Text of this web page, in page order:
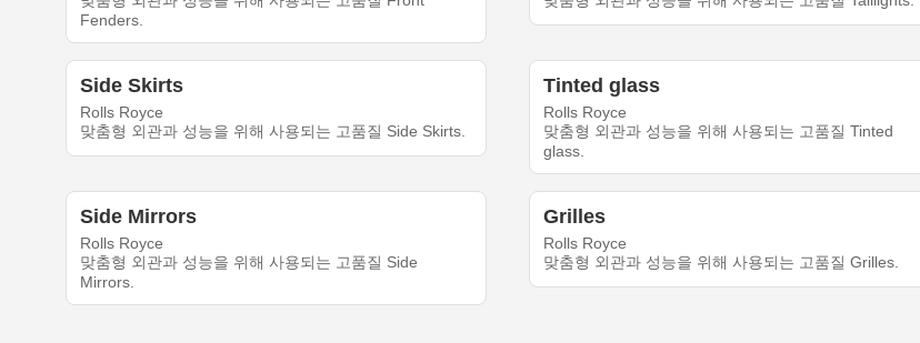
Fenders.
Side Skirts
Rolls Royce
맞춤형 외관과 성능을 위해 사용되는 고품질 Side Skirts.
Tinted glass
Rolls Royce
맞춤형 외관과 성능을 위해 사용되는 고품질 Tinted
glass.
Side Mirrors
Rolls Royce
맞춤형 외관과 성능을 위해 사용되는 고품질 Side
Mirrors.
Grilles
Rolls Royce
맞춤형 외관과 성능을 위해 사용되는 고품질 Grilles.